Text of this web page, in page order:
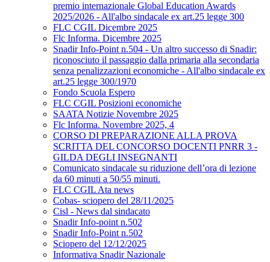
premio internazionale Global Education Awards
2025/2026 - All'albo sindacale ex art.25 legge 300
FLC CGIL Dicembre 2025
Flc Informa. Dicembre 2025
Snadir Info-Point n.504 - Un altro successo di Snadir:
riconosciuto il passaggio dalla primaria alla secondaria
senza penalizzazioni economiche - All'albo sindacale ex
art.25 legge 300/1970
Fondo Scuola Espero
FLC CGIL Posizioni economiche
SAATA Notizie Novembre 2025
Flc Informa. Novembre 2025, 4
CORSO DI PREPARAZIONE ALLA PROVA
SCRITTA DEL CONCORSO DOCENTI PNRR 3 -
GILDA DEGLI INSEGNANTI
Comunicato sindacale su riduzione dell’ora di lezione
da 60 minuti a 50/55 minuti.
FLC CGIL Ata news
Cobas- sciopero del 28/11/2025
Cisl - News dal sindacato
Snadir Info-point n.502
Snadir Info-Point n.502
Sciopero del 12/12/2025
Informativa Snadir Nazionale